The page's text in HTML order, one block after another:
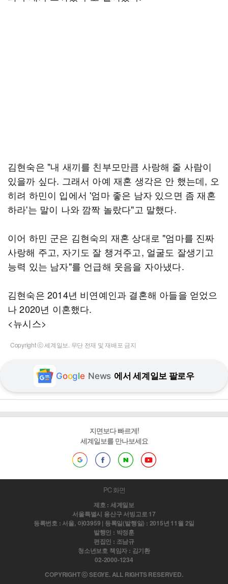
김현숙은 "내 새끼를 친부모만큼 사랑해 줄 사람이
있을까 싶다. 그래서 아예 재혼 생각은 안 했는데, 오
히려 하민이 입에서 '엄마 좋은 남자 있으면 좀 재혼
하라'는 말이 나와 깜짝 놀랐다"고 말했다.
이어 하민 군은 김현숙의 재혼 상대로 "엄마를 진짜
사랑해 주고, 자기도 잘 챙겨주고, 얼굴도 잘생기고
능력 있는 남자"를 언급해 웃음을 자아냈다.
김현숙은 2014년 비연예인과 결혼해 아들을 얻었으
나 2020년 이혼했다.
<뉴시스>
Copyright ⓒ 세계일보. 무단 전재 및 재배포 금지
Google News 에서 세계일보 팔로우
지면보다 빠르게!
세계일보를 만나보세요
PC 화면
제호 : 세계일보
서울특별시 용산구 서빙고로 17
등록번호 : 서울, 아03959 | 등록일(발행일) : 2015년 11월 2일
발행인 : 박정훈
편집인 : 조남규
청소년보호 책임자 : 김기환
02-2000-1234
COPYRIGHT ⓒ SEGYE. ALL RIGHTS RESERVED.